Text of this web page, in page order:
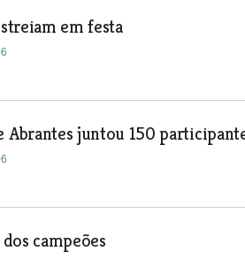
em festa
Abrantes juntou 150
campeões